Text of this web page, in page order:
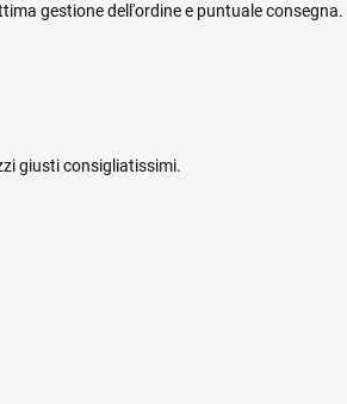
gestione dell'ordine e puntuale consegna.
giusti consigliatissimi.